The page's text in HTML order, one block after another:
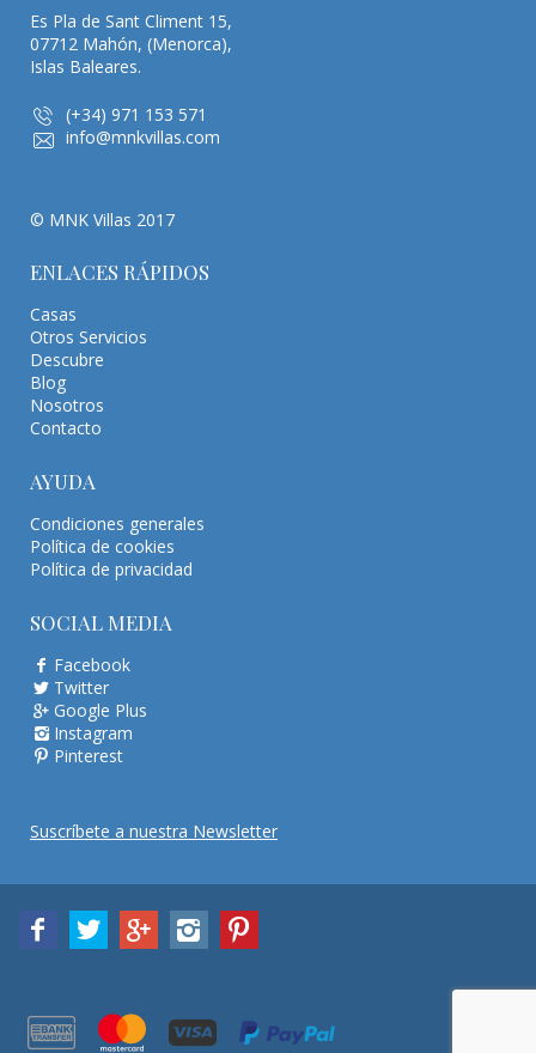
Es Pla de Sant Climent 15,
07712 Mahón, (Menorca),
Islas Baleares.
(+34) 971 153 571
info@mnkvillas.com
© MNK Villas 2017
ENLACES RÁPIDOS
Casas
Otros Servicios
Descubre
Blog
Nosotros
Contacto
AYUDA
Condiciones generales
Política de cookies
Política de privacidad
SOCIAL MEDIA
Facebook
Twitter
Google Plus
Instagram
Pinterest
Suscríbete a nuestra Newsletter